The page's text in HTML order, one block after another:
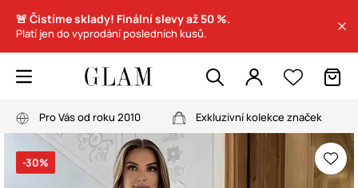
🚨 Čistíme sklady! Finální slevy až 50 %.
Platí jen do vyprodání posledních kusů.
Pro Vás od roku 2010 Exkluzivní kolekce značek
-30%